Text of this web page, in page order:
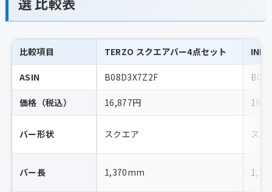
比較項目 TERZO スクエアバー4点セット
ASIN B08D3X7Z2F
価格（税込） 16,877円
バー形状 スクエア スク
バー長 1,370mm